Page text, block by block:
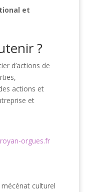
et
?
d’actions de
actions et
et
orgues.fr
culturel